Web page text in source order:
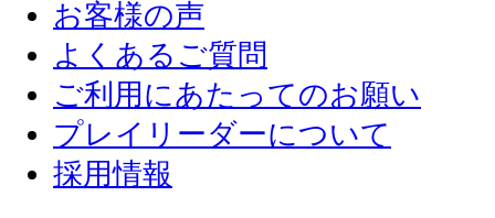
お客様の声
よくあるご質問
ご利用にあたってのお願い
プレイリーダーについて
採用情報